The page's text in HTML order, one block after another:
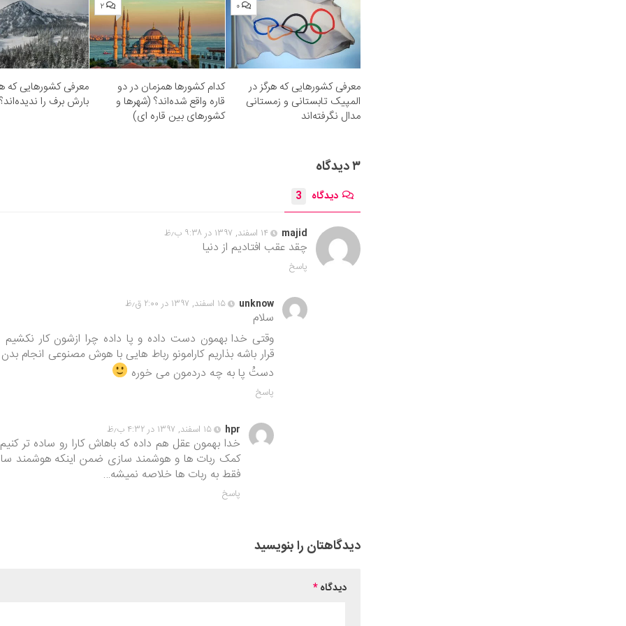
۰
معرفی کشورهایی که هرگز در
المپیک تابستانی و زمستانی
مدال نگرفته‌اند
۲
کدام کشورها همزمان در دو
قاره واقع شده‌اند؟ (شهرها و
کشورهای بین‌ قاره ای)
معرفی کشورهایی که
بارش برف را
۳ دیدگاه
دیدگاه 3
majid ۱۴ اسفند, ۱۳۹۷ در ۹:۳۸ ب٫ظ
چقد عقب افتادیم از دنیا
پاسخ
unknow ۱۵ اسفند, ۱۳۹۷ در ۲:۰۰ ق٫ظ
سلام
وقتی خدا بهمون دست داده و پا داده چرا ازشون کار نکشیم
قرار باشه بذاریم کارامونو رباط هایی با هوش مصنوعی انجام
دستُ پا به چه دردمون می خوره
پاسخ
hpr ۱۵ اسفند, ۱۳۹۷ در ۴:۳۲ ب٫ظ
خدا بهمون عقل هم داده که باهاش کارا رو ساده تر
کمک ربات ها و هوشمند سازی ضمن اینکه هوشمند
فقط به ربات ها خلاصه نمیشه…
پاسخ
دیدگاهتان را بنویسید
دیدگاه*